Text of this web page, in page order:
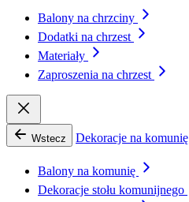
Balony na chrzciny
Dodatki na chrzest
Materiały
Zaproszenia na chrzest
Wstecz Dekoracje na komunię
Balony na komunię
Dekoracje stołu komunijnego